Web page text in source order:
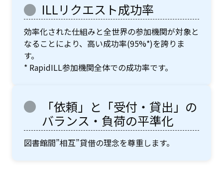
ILLリクエスト成功率
効率化された仕組みと全世界の参加機関が対象と
なることにより、高い成功率(95%*)を誇りま
す。
* RapidILL参加機関全体での成功率です。
「依頼」と「受付・貸出」の
バランス・負荷の平準化
図書館間”相互”貸借の理念を尊重します。